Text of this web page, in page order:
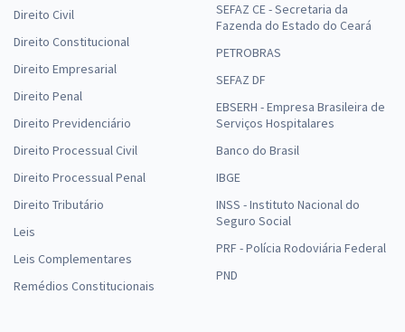
Direito Civil
Direito Constitucional
Direito Empresarial
Direito Penal
Direito Previdenciário
Direito Processual Civil
Direito Processual Penal
Direito Tributário
Leis
Leis Complementares
Remédios Constitucionais
SEFAZ CE - Secretaria da
Fazenda do Estado do Ceará
PETROBRAS
SEFAZ DF
EBSERH - Empresa Brasileira de
Serviços Hospitalares
Banco do Brasil
IBGE
INSS - Instituto Nacional do
Seguro Social
PRF - Polícia Rodoviária Federal
PND